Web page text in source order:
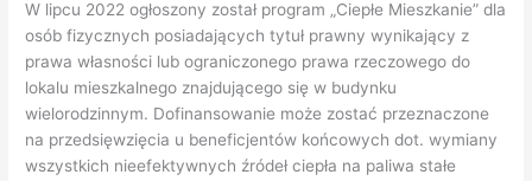
W lipcu 2022 ogłoszony został program „Ciepłe Mieszkanie” dla
osób fizycznych posiadających tytuł prawny wynikający z
prawa własności lub ograniczonego prawa rzeczowego do
lokalu mieszkalnego znajdującego się w budynku
wielorodzinnym. Dofinansowanie może zostać przeznaczone
na przedsięwzięcia u beneficjentów końcowych dot. wymiany
wszystkich nieefektywnych źródeł ciepła na paliwa stałe